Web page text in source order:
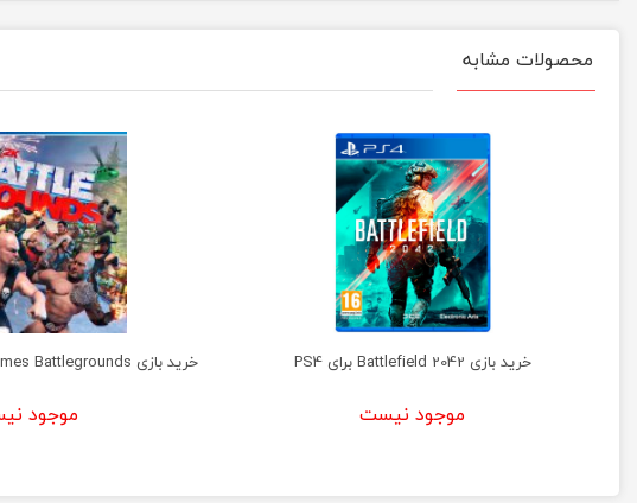
محصولات مشابه
خرید بازی Battlefield 2042 برای PS4
موجود نیست
خرید بازی WWE 2K Games Battlegrounds برای PS4
موجود